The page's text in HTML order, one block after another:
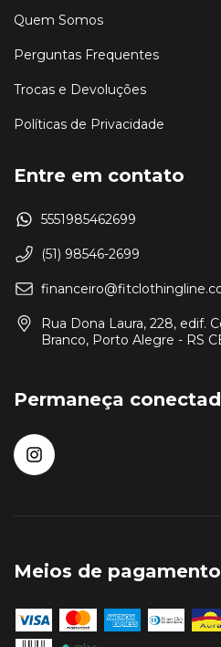
Quem Somos
Perguntas Frequentes
Trocas e Devoluções
Políticas de Privacidade
Entre em contato
5551985462699
(51) 98546-2699
Rua Dona Laura, 228, edif.
Branco, Porto Alegre - RS
Permaneça
Meios de pagamento